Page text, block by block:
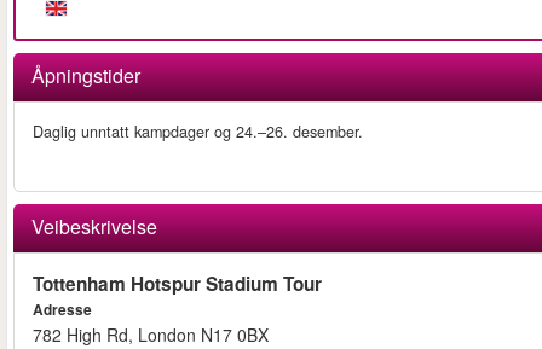
Åpningstider
Daglig unntatt kampdager og 24.–26. desember.
Veibeskrivelse
Tottenham Hotspur Stadium Tour
Adresse
782 High Rd, London N17 0BX